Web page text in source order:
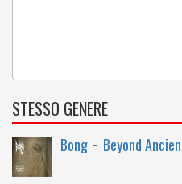
STESSO GENERE
Bong - Beyond